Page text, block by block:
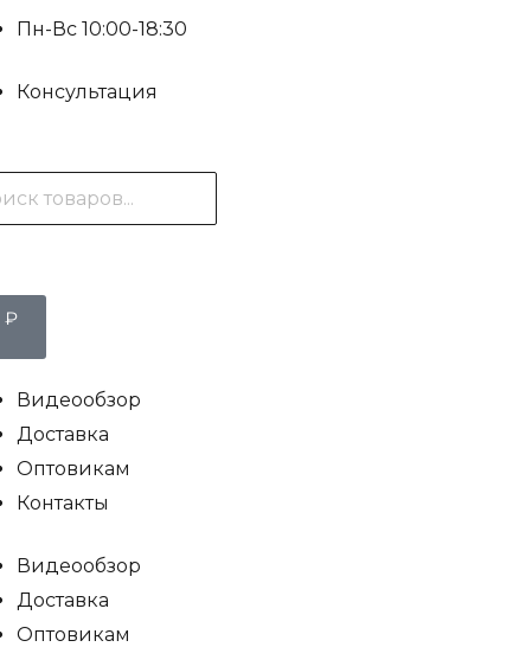
Пн-Вс 10:00-18:30
Консультация
₽
Видеообзор
Доставка
Оптовикам
Контакты
Видеообзор
Доставка
Оптовикам